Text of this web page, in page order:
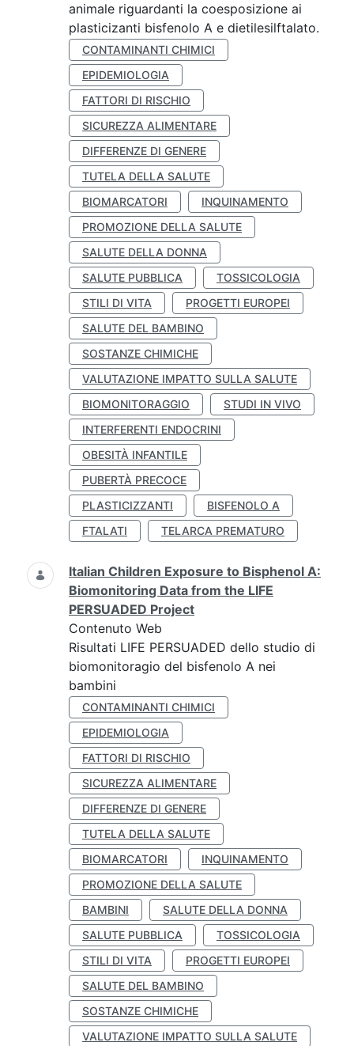
animale riguardanti la coesposizione ai
plasticizanti bisfenolo A e dietilesilftalato.
CONTAMINANTI CHIMICI
EPIDEMIOLOGIA
FATTORI DI RISCHIO
SICUREZZA ALIMENTARE
DIFFERENZE DI GENERE
TUTELA DELLA SALUTE
BIOMARCATORI
INQUINAMENTO
PROMOZIONE DELLA SALUTE
SALUTE DELLA DONNA
SALUTE PUBBLICA
TOSSICOLOGIA
STILI DI VITA
PROGETTI EUROPEI
SALUTE DEL BAMBINO
SOSTANZE CHIMICHE
VALUTAZIONE IMPATTO SULLA SALUTE
BIOMONITORAGGIO
STUDI IN VIVO
INTERFERENTI ENDOCRINI
OBESITÀ INFANTILE
PUBERTÀ PRECOCE
PLASTICIZZANTI
BISFENOLO A
FTALATI
TELARCA PREMATURO
Italian Children Exposure to Bisphenol A:
Biomonitoring Data from the LIFE
PERSUADED Project
Contenuto Web
Risultati LIFE PERSUADED dello studio di
biomonitoragio del bisfenolo A nei
bambini
CONTAMINANTI CHIMICI
EPIDEMIOLOGIA
FATTORI DI RISCHIO
SICUREZZA ALIMENTARE
DIFFERENZE DI GENERE
TUTELA DELLA SALUTE
BIOMARCATORI
INQUINAMENTO
PROMOZIONE DELLA SALUTE
BAMBINI
SALUTE DELLA DONNA
SALUTE PUBBLICA
TOSSICOLOGIA
STILI DI VITA
PROGETTI EUROPEI
SALUTE DEL BAMBINO
SOSTANZE CHIMICHE
VALUTAZIONE IMPATTO SULLA SALUTE